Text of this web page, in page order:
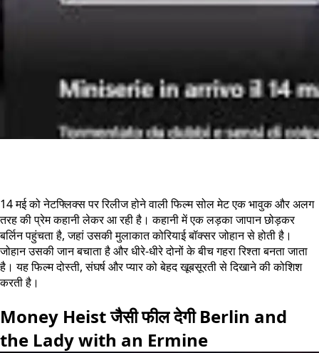
14 मई को नेटफ्लिक्स पर रिलीज होने वाली फिल्म सोल मेट एक भावुक और अलग
तरह की प्रेम कहानी लेकर आ रही है। कहानी में एक लड़का जापान छोड़कर
बर्लिन पहुंचता है, जहां उसकी मुलाकात कोरियाई बॉक्सर जोहान से होती है।
जोहान उसकी जान बचाता है और धीरे-धीरे दोनों के बीच गहरा रिश्ता बनता जाता
है। यह फिल्म दोस्ती, संघर्ष और प्यार को बेहद खूबसूरती से दिखाने की कोशिश
करती है।
Money Heist जैसी फील देगी Berlin and
the Lady with an Ermine